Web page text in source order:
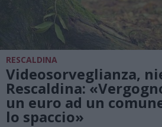
RESCALDINA
Videosorveglianza,
Rescaldina:
un euro ad un
lo spaccio»